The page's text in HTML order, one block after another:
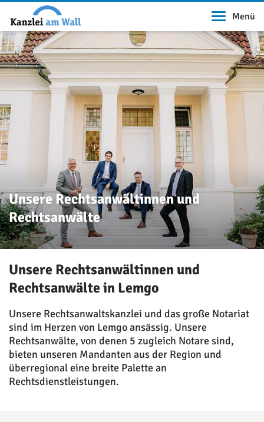
Menü
Unsere Rechtsanwältinnen und
Rechtsanwälte
Unsere Rechtsanwältinnen und
Rechtsanwälte in Lemgo
Unsere Rechtsanwaltskanzlei und das große Notariat
sind im Herzen von Lemgo ansässig. Unsere
Rechtsanwälte, von denen 5 zugleich Notare sind,
bieten unseren Mandanten aus der Region und
überregional eine breite Palette an
Rechtsdienstleistungen.